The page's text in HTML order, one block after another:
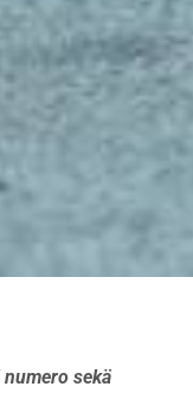
sekä